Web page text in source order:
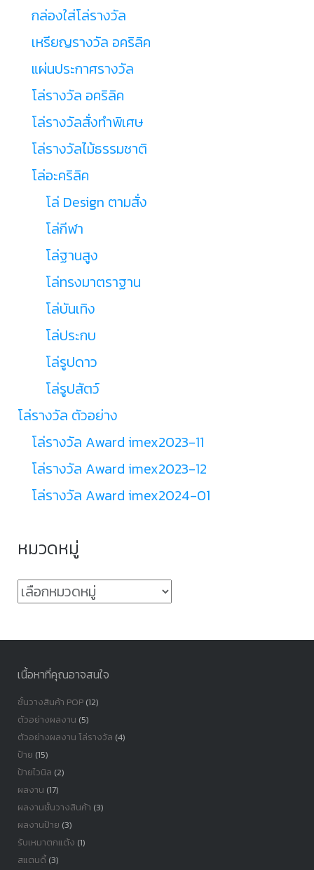
กล่องใส่โล่รางวัล
เหรียญรางวัล อคริลิค
แผ่นประกาศรางวัล
โล่รางวัล อคริลิค
โล่รางวัลสั่งทำพิเศษ
โล่รางวัลไม้ธรรมชาติ
โล่อะคริลิค
โล่ Design ตามสั่ง
โล่กีฬา
โล่ฐานสูง
โล่ทรงมาตราฐาน
โล่บันเทิง
โล่ประกบ
โล่รูปดาว
โล่รูปสัตว์
โล่รางวัล ตัวอย่าง
โล่รางวัล Award imex2023-11
โล่รางวัล Award imex2023-12
โล่รางวัล Award imex2024-01
หมวดหมู่
หมวด
เนื้อหาที่คุณอาจสนใจ
ชั้นวางสินค้า POP(12)
ตัวอย่างผลงาน (5)
ตัวอย่างผลงาน โล่รางวัล (4)
ป้าย (15)
ป้ายไวนิล (2)
ผลงาน (17)
ผลงานชั้นวางสินค้า (3)
ผลงานป้าย (3)
รับเหมาตกแต้ง (1)
สแตนดี้(3)